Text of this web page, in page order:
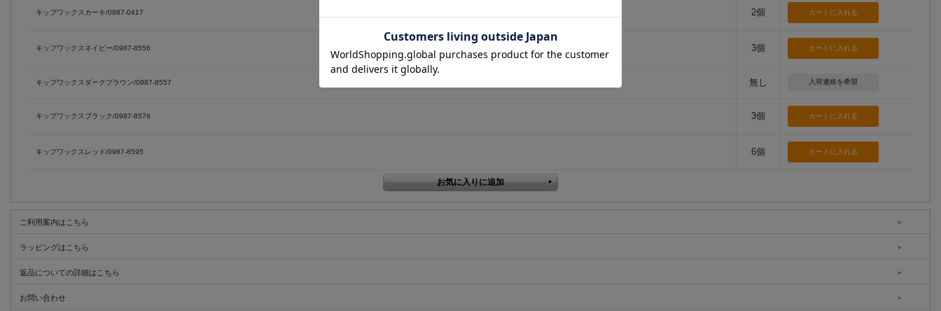
キップワックスカーキ/0987-0417 2個
キップワックスネイビー/0987-8556 3個
キップワックスダークブラウン/0987-8557 無し 入荷連絡を希望
キップワックスブラック/0987-8576 3個
キップワックスレッド/0987-8595 6個
ご利用案内はこちら
ラッピングはこちら
返品についての詳細はこちら
お問い合わせ